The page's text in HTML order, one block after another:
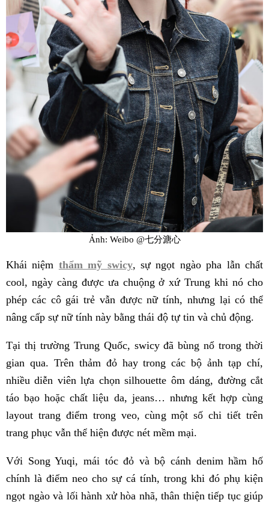
Ảnh: Weibo @七分溏心
Khái niệm thẩm mỹ swicy, sự ngọt ngào pha lẫn chất
cool, ngày càng được ưa chuộng ở xứ Trung khi nó cho
phép các cô gái trẻ vẫn được nữ tính, nhưng lại có thể
nâng cấp sự nữ tính này bằng thái độ tự tin và chủ động.
Tại thị trường Trung Quốc, swicy đã bùng nổ trong thời
gian qua. Trên thảm đỏ hay trong các bộ ảnh tạp chí,
nhiều diễn viên lựa chọn silhouette ôm dáng, đường cắt
táo bạo hoặc chất liệu da, jeans… nhưng kết hợp cùng
layout trang điểm trong veo, cùng một số chi tiết trên
trang phục vẫn thể hiện được nét mềm mại.
Với Song Yuqi, mái tóc đỏ và bộ cánh denim hầm hố
chính là điểm neo cho sự cá tính, trong khi đó phụ kiện
ngọt ngào và lối hành xử hòa nhã, thân thiện tiếp tục giúp